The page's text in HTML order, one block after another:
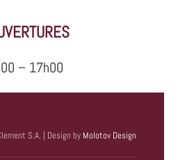
– 17h00
S.A. | Design by Molotov Design